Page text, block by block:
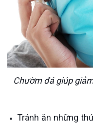
Chườm đá giúp giảm thiểu đau nhức sau khi trồng
Tránh ăn những thức ăn cứng, có vị cay, quá nóng